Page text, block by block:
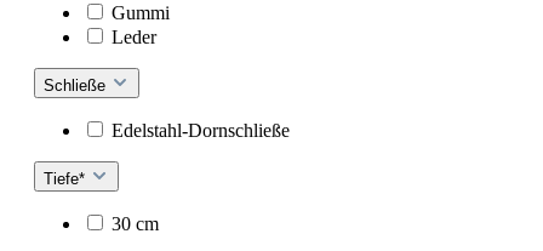
Gummi
Leder
Schließe
Edelstahl-Dornschließe
Tiefe*
30 cm